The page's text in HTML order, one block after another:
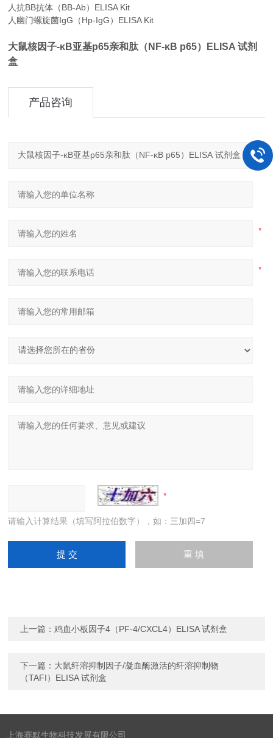
人抗BB抗体（BB-Ab）ELISA Kit
人幽门螺旋菌IgG（Hp-IgG）ELISA Kit
大鼠核因子-κB亚基p65亲和肽（NF-κB p65）ELISA 试剂
盒
产品咨询
请输入计算结果（填写阿拉伯数字），如：三加四=7
上一篇： 鸡血小板因子4（PF-4/CXCL4）ELISA 试剂盒
下一篇： 大鼠纤溶抑制因子/凝血酶激活的纤溶抑制物
（TAFI）ELISA 试剂盒
上海赛默生物科技发展有限公司